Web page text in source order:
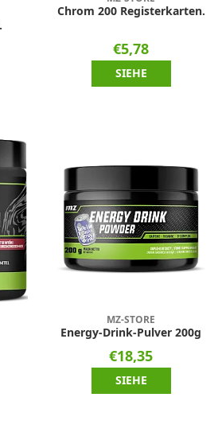
Chrom 200 Registerkarten.
€5,78
SIEHE
MZ-STORE
Energy-Drink-Pulver 200g
€18,35
SIEHE